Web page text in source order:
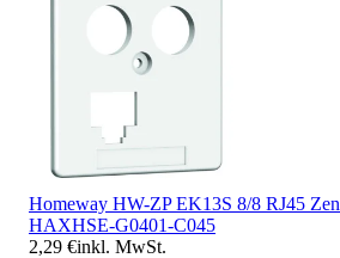
Homeway HW-ZP EK13S 8/8 RJ45
HAXHSE-G0401-C045
2,29 €inkl. MwSt.